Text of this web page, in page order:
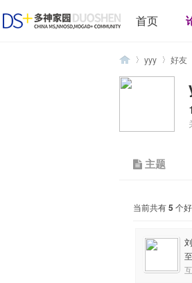
首页
yyy 好友
1
主题
当前共有5 个